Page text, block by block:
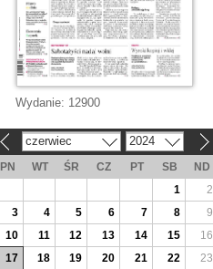
Wydanie: 12900
czerwiec 2024
PN WT ŚR CZ PT SB
ND
1
2
3
4 5 6 7 8
9
10
11 12 13 14 15
16
17
18 19 20 21 22
23